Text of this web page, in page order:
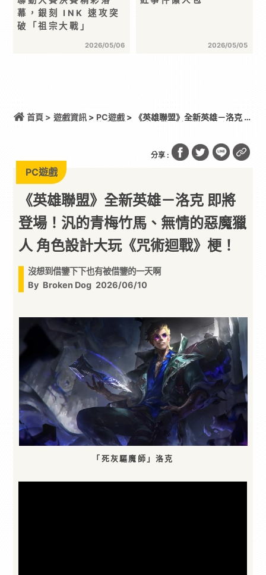
幕，銀刻 INK 速攻突
破「祖宗大戰」
2026/05/06 2026/05/05
首頁 > 遊戲資訊> PC遊戲> 《英雄聯盟》全新英雄－洛克 即
分享 :
PC遊戲
《英雄聯盟》全新英雄－洛克 即將
登場！汎的青梅竹馬、無情的惡魔獵
人 角色設計大玩《咒術迴戰》梗！
沒想到借鑒下下也有被借鑒的一天啊
By Broken Dog 2026/06/10
「死灰驅魔師」洛克